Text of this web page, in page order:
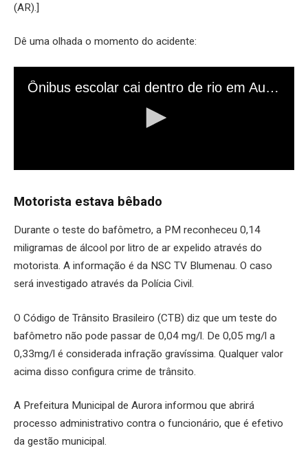
(AR).]
Dê uma olhada o momento do acidente:
Motorista estava bêbado
Durante o teste do bafômetro, a PM reconheceu 0,14
miligramas de álcool por litro de ar expelido através do
motorista. A informação é da NSC TV Blumenau. O caso
será investigado através da Polícia Civil.
O Código de Trânsito Brasileiro (CTB) diz que um teste do
bafômetro não pode passar de 0,04 mg/l. De 0,05 mg/l a
0,33mg/l é considerada infração gravíssima. Qualquer valor
acima disso configura crime de trânsito.
A Prefeitura Municipal de Aurora informou que abrirá
processo administrativo contra o funcionário, que é efetivo
da gestão municipal.